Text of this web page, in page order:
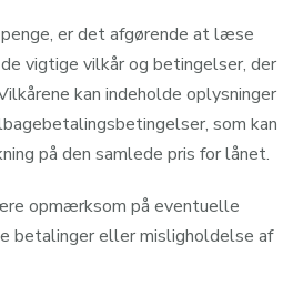
er det afgørende at læse
vigtige vilkår og betingelser, der
kan indeholde oplysninger
som kan
på den samlede pris for lånet.
opmærksom på eventuelle
betalinger eller misligholdelse af